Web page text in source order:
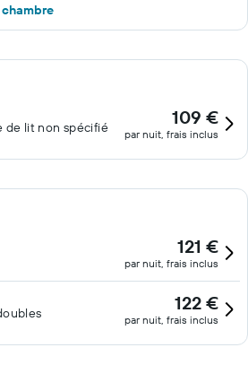
de lit non spécifié 109 €
par nuit, frais inclus
121 €
par nuit, frais inclus
122 €
par nuit, frais inclus